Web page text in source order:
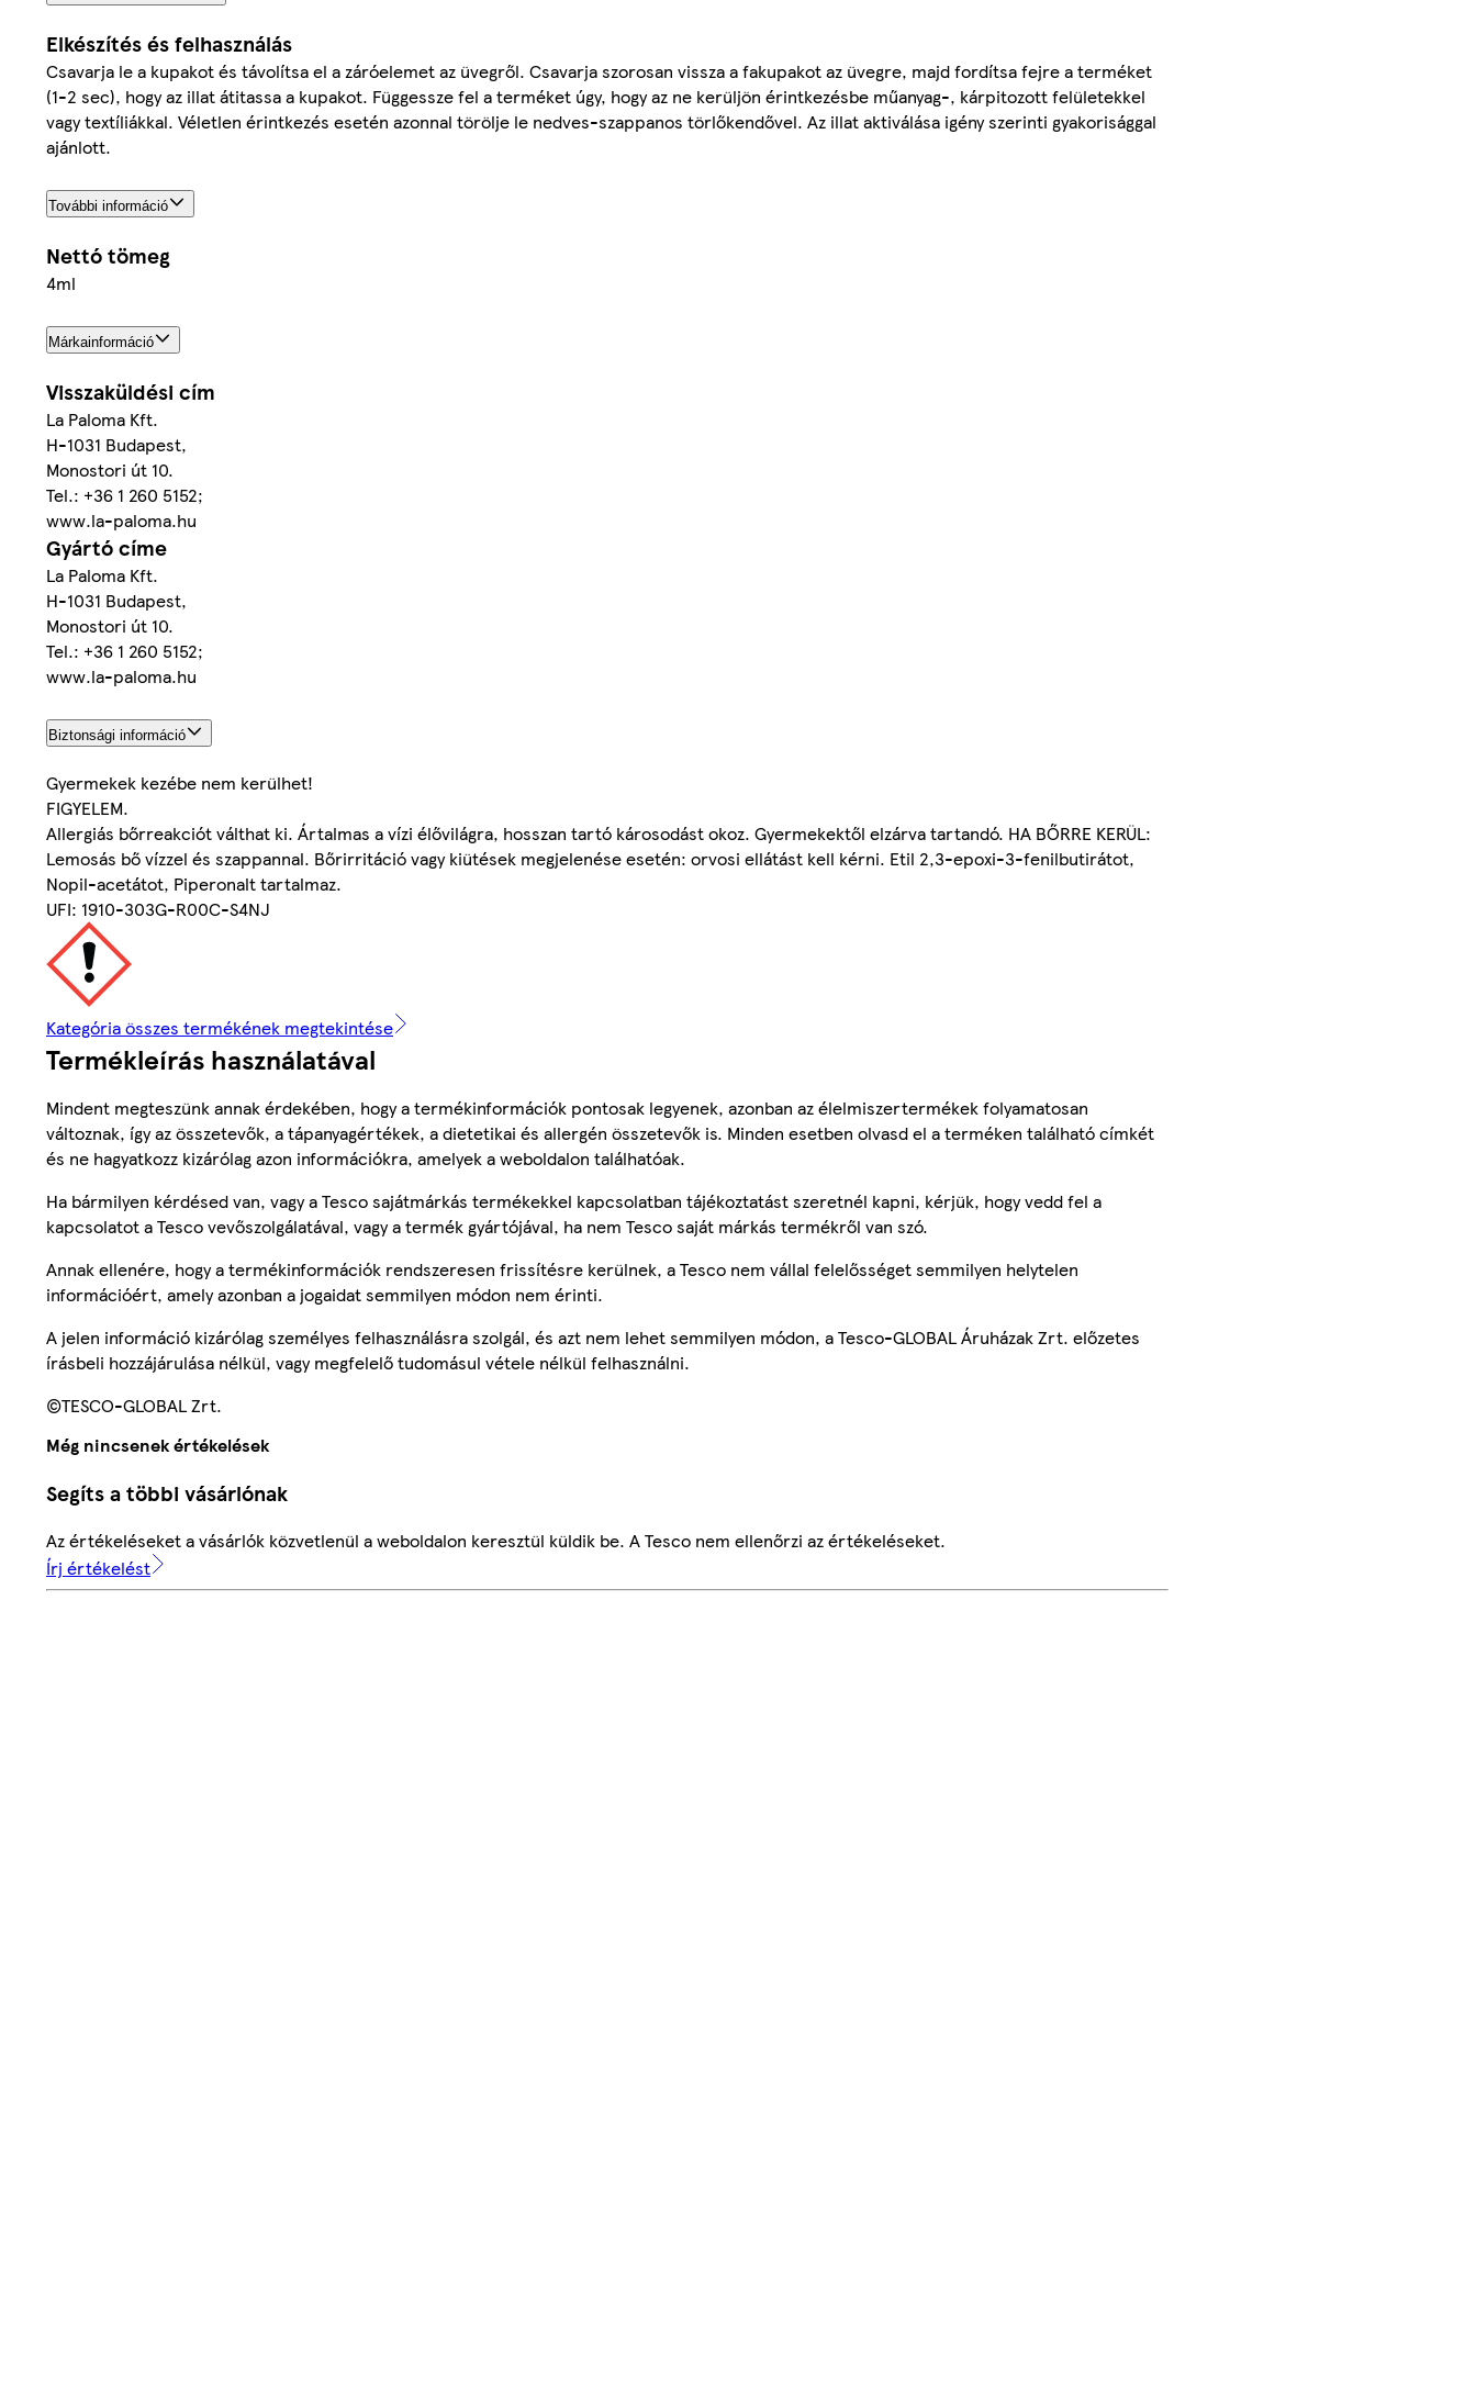
Elkészítés és felhasználás
Csavarja le a kupakot és távolítsa el a záróelemet az üvegről. Csavarja szorosan vissza a fakupakot az üvegre, majd fordítsa fejre a terméket
(1-2 sec), hogy az illat átitassa a kupakot. Függessze fel a terméket úgy, hogy az ne kerüljön érintkezésbe műanyag-, kárpitozott felületekkel
vagy textíliákkal. Véletlen érintkezés esetén azonnal törölje le nedves-szappanos törlőkendővel. Az illat aktiválása igény szerinti gyakorisággal
ajánlott.
További információ
Nettó tömeg
4ml
Márkainformáció
Visszaküldési cím
La Paloma Kft.
H-1031 Budapest,
Monostori út 10.
Tel.: +36 1 260 5152;
www.la-paloma.hu
Gyártó címe
La Paloma Kft.
H-1031 Budapest,
Monostori út 10.
Tel.: +36 1 260 5152;
www.la-paloma.hu
Biztonsági információ
Gyermekek kezébe nem kerülhet!
FIGYELEM.
Allergiás bőrreakciót válthat ki. Ártalmas a vízi élővilágra, hosszan tartó károsodást okoz. Gyermekektől elzárva tartandó. HA BŐRRE KERÜL:
Lemosás bő vízzel és szappannal. Bőrirritáció vagy kiütések megjelenése esetén: orvosi ellátást kell kérni. Etil 2,3-epoxi-3-fenilbutirátot,
Nopil-acetátot, Piperonalt tartalmaz.
UFI: 1910-303G-R00C-S4NJ
Kategória összes termékének megtekintése
Termékleírás használatával
Mindent megteszünk annak érdekében, hogy a termékinformációk pontosak legyenek, azonban az élelmiszertermékek folyamatosan
változnak, így az összetevők, a tápanyagértékek, a dietetikai és allergén összetevők is. Minden esetben olvasd el a terméken található címkét
és ne hagyatkozz kizárólag azon információkra, amelyek a weboldalon találhatóak.
Ha bármilyen kérdésed van, vagy a Tesco sajátmárkás termékekkel kapcsolatban tájékoztatást szeretnél kapni, kérjük, hogy vedd fel a
kapcsolatot a Tesco vevőszolgálatával, vagy a termék gyártójával, ha nem Tesco saját márkás termékről van szó.
Annak ellenére, hogy a termékinformációk rendszeresen frissítésre kerülnek, a Tesco nem vállal felelősséget semmilyen helytelen
információért, amely azonban a jogaidat semmilyen módon nem érinti.
A jelen információ kizárólag személyes felhasználásra szolgál, és azt nem lehet semmilyen módon, a Tesco-GLOBAL Áruházak Zrt. előzetes
írásbeli hozzájárulása nélkül, vagy megfelelő tudomásul vétele nélkül felhasználni.
©TESCO-GLOBAL Zrt.
Még nincsenek értékelések
Segíts a többi vásárlónak
Az értékeléseket a vásárlók közvetlenül a weboldalon keresztül küldik be. A Tesco nem ellenőrzi az értékeléseket.
Írj értékelést